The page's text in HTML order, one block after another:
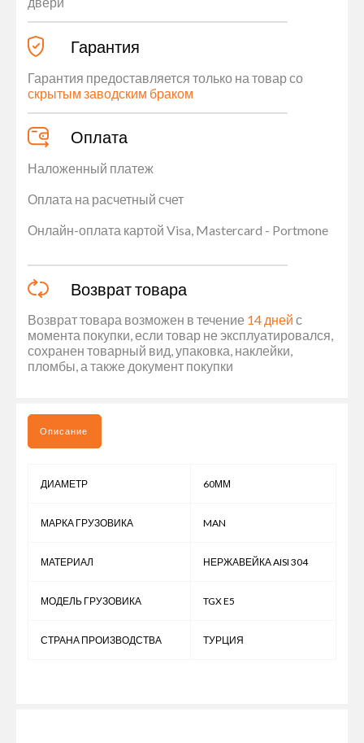
Гарантия
Гарантия предоставляется только на товар со
скрытым заводским браком
Оплата
Наложенный платеж
Оплата на расчетный счет
Онлайн-оплата картой Visa, Mastercard - Portmone
Возврат товара
Возврат товара возможен в течение 14 дней с
момента покупки, если товар не эксплуатировался,
сохранен товарный вид, упаковка, наклейки,
пломбы, а также документ покупки
Описание
ДИАМЕТР 60ММ
МАРКА ГРУЗОВИКА MAN
МАТЕРИАЛ НЕРЖАВЕЙКА AISI 304
МОДЕЛЬ ГРУЗОВИКА TGX E5
СТРАНА ПРОИЗВОДСТВА ТУРЦИЯ